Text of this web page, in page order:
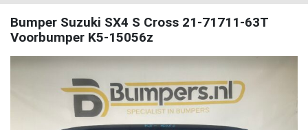
Bumper Suzuki SX4 S Cross 21-71711-63T
Voorbumper K5-15056z